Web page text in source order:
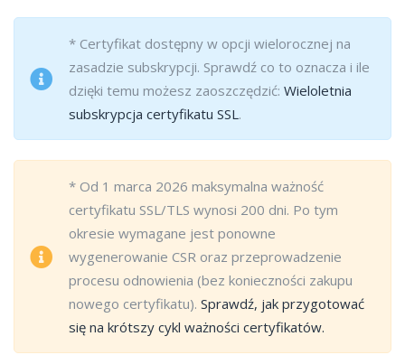
* Certyfikat dostępny w opcji wielorocznej na
zasadzie subskrypcji. Sprawdź co to oznacza i ile
dzięki temu możesz zaoszczędzić: Wieloletnia
subskrypcja certyfikatu SSL.
* Od 1 marca 2026 maksymalna ważność
certyfikatu SSL/TLS wynosi 200 dni. Po tym
okresie wymagane jest ponowne
wygenerowanie CSR oraz przeprowadzenie
procesu odnowienia (bez konieczności zakupu
nowego certyfikatu). Sprawdź, jak przygotować
się na krótszy cykl ważności certyfikatów.